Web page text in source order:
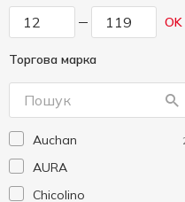
OK
Торгова марка
Auchan
AURA
Chicolino